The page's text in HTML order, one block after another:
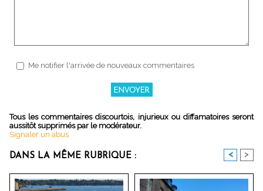
Me notifier l'arrivée de nouveaux commentaires
Tous les commentaires discourtois, injurieux ou diffamatoires seront
aussitôt supprimés par le modérateur.
Signaler un abus
DANS LA MÊME RUBRIQUE : < >